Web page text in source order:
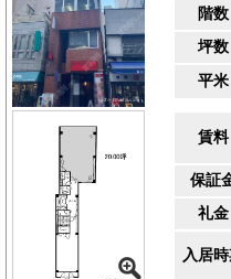
階数
坪数
平米
賃料
保証
礼金
入居時